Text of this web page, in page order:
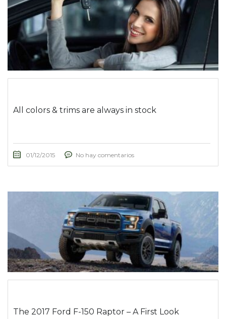
All colors & trims are always in stock
01/12/2015 No hay comentarios
The 2017 Ford F-150 Raptor – A First Look